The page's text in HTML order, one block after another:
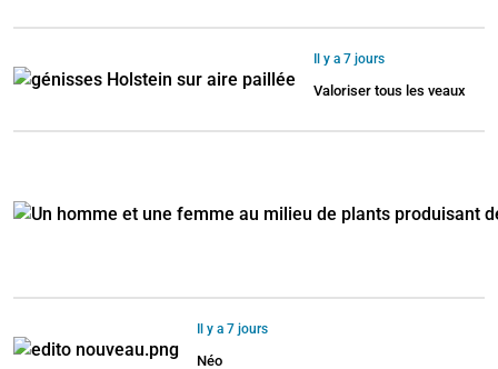
Il y a 7 jours
Valoriser tous les veaux
Il y a 7 jours
Néo